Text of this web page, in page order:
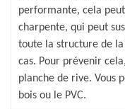
performante, cela
charpente, qui peut
toute la structure de la
cas. Pour prévenir
planche de rive. Vous
bois ou le PVC.